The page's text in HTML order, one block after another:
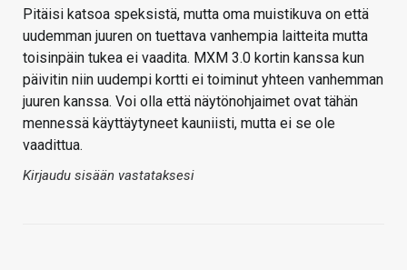
Pitäisi katsoa speksistä, mutta oma muistikuva on että
uudemman juuren on tuettava vanhempia laitteita mutta
toisinpäin tukea ei vaadita. MXM 3.0 kortin kanssa kun
päivitin niin uudempi kortti ei toiminut yhteen vanhemman
juuren kanssa. Voi olla että näytönohjaimet ovat tähän
mennessä käyttäytyneet kauniisti, mutta ei se ole
vaadittua.
Kirjaudu sisään vastataksesi